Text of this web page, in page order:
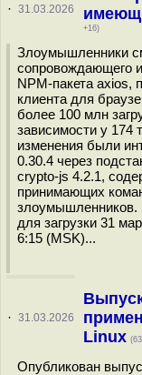
· 31.03.2026
+16)
Злоумышленники
сопровождающего
NPM-пакета axios,
клиента для
более 100 млн
зависимости у 174
изменения были
0.30.4 через
crypto-js 4.2.1,
принимающих
злоумышленников.
для загрузки 31
6:15 (MSK)...
· 31.03.2026
Linux
Опубликован